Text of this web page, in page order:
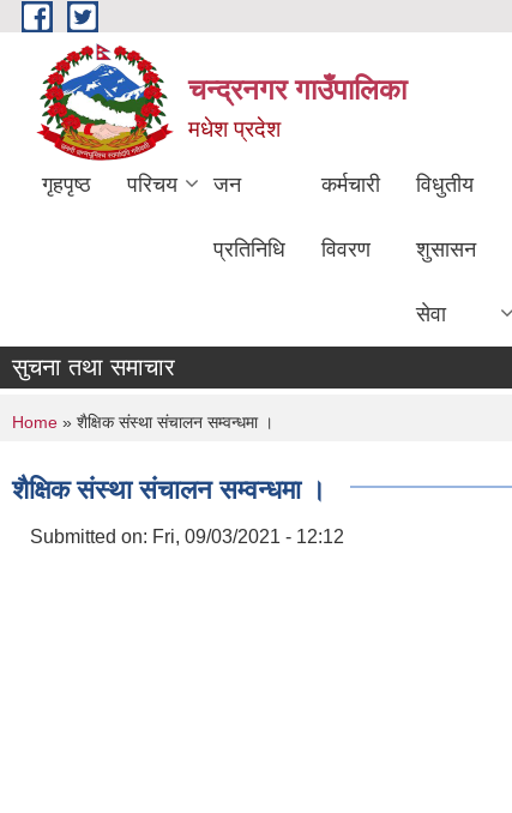
Skip to main content
चन्द्रनगर गाउँपालिका
मधेश प्रदेश
गृहपृष्ठ परिचय जन
प्रतिनिधि
कर्मचारी
विवरण
विधुतीय
शुसासन
सेवा
सुचना तथा समाचार
You are here
Home » शैक्षिक संस्था संचालन सम्वन्धमा ।
शैक्षिक संस्था संचालन सम्वन्धमा ।
Submitted on: Fri, 09/03/2021 - 12:12